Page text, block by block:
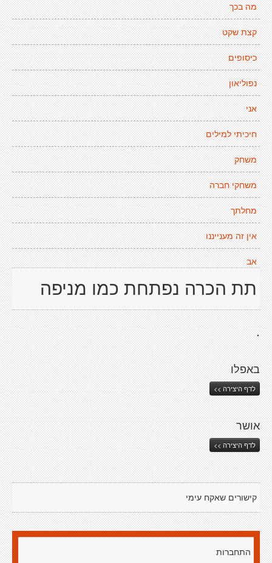
מה בכך
קצת שקט
כיסופים
נפוליאון
אני
חיכיתי למילים
משחק
משחקי חברה
מחלתך
אין זה מענייננו
אב
תת הכרה נפתחת כמו מניפה
.
באפלו
לדף היצירה >>
אושר
לדף היצירה >>
קישורים שאקח עימי
התחברות